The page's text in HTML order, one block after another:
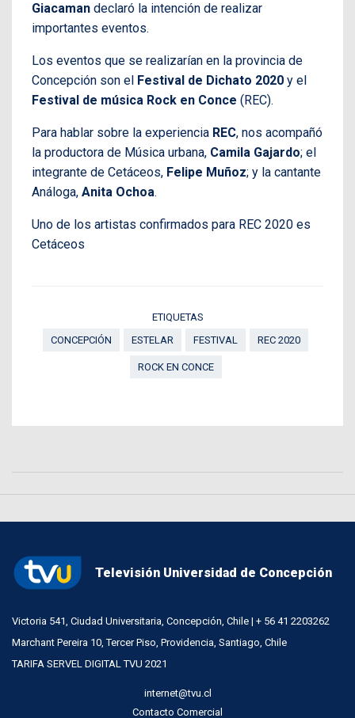
Giacaman declaró la intención de realizar
importantes eventos.
Los eventos que se realizarían en la provincia de
Concepción son el Festival de Dichato 2020 y el
Festival de música Rock en Conce (REC).
Para hablar sobre la experiencia REC, nos acompañó
la productora de Música urbana, Camila Gajardo; el
integrante de Cetáceos, Felipe Muñoz; y la cantante
Análoga, Anita Ochoa.
Uno de los artistas confirmados para REC 2020 es
Cetáceos
ETIQUETAS
CONCEPCIÓN
ESTELAR FESTIVAL REC 2020
ROCK EN CONCE
Televisión Universidad de Concepción
Victoria 541, Ciudad Universitaria, Concepción, Chile | + 56 41 2203262
Marchant Pereira 10, Tercer Piso, Providencia, Santiago, Chile
TARIFA SERVEL DIGITAL TVU 2021
internet@tvu.cl
Contacto Comercial